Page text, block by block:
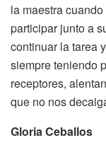
la maestra
participar junto a
continuar la tarea
siempre teniendo
receptores,
que no nos
Gloria Ceballos